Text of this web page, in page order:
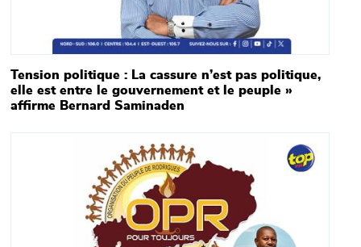
Tension politique : La cassure n’est pas politique,
elle est entre le gouvernement et le peuple »
affirme Bernard Saminaden